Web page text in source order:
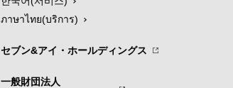
ภาษาไทย(บริการ)
セブン&アイ・ホールディングス
一般財団法人